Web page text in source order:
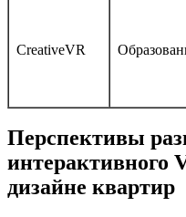
CreativeVR
Перспективы
интерактивного
дизайне квартир